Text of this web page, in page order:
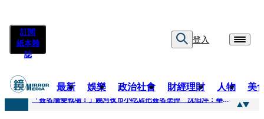
訂閱
紙本雜
誌
登入
最新 娛樂 政治社會 財經理財 人物 美
快訊
「簽名牆變戰場！」饒河夜市小吃店把簽名塗掉 沈伯洋：舉雙手贊成